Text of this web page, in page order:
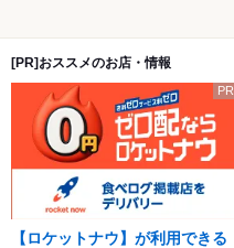
[PR]おススメのお店・情報
PR
【ロケットナウ】が利用できる